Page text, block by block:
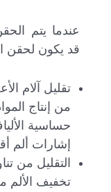
عندما يتم
قد يكون لحقن
تقليل آلام
من إنتاج
حساسية
إشارات ألم
التقليل من
تخفيف الألم